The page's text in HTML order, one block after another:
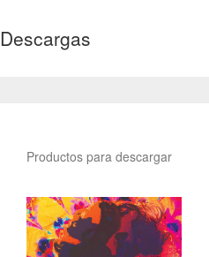
Descargas
Productos para descargar